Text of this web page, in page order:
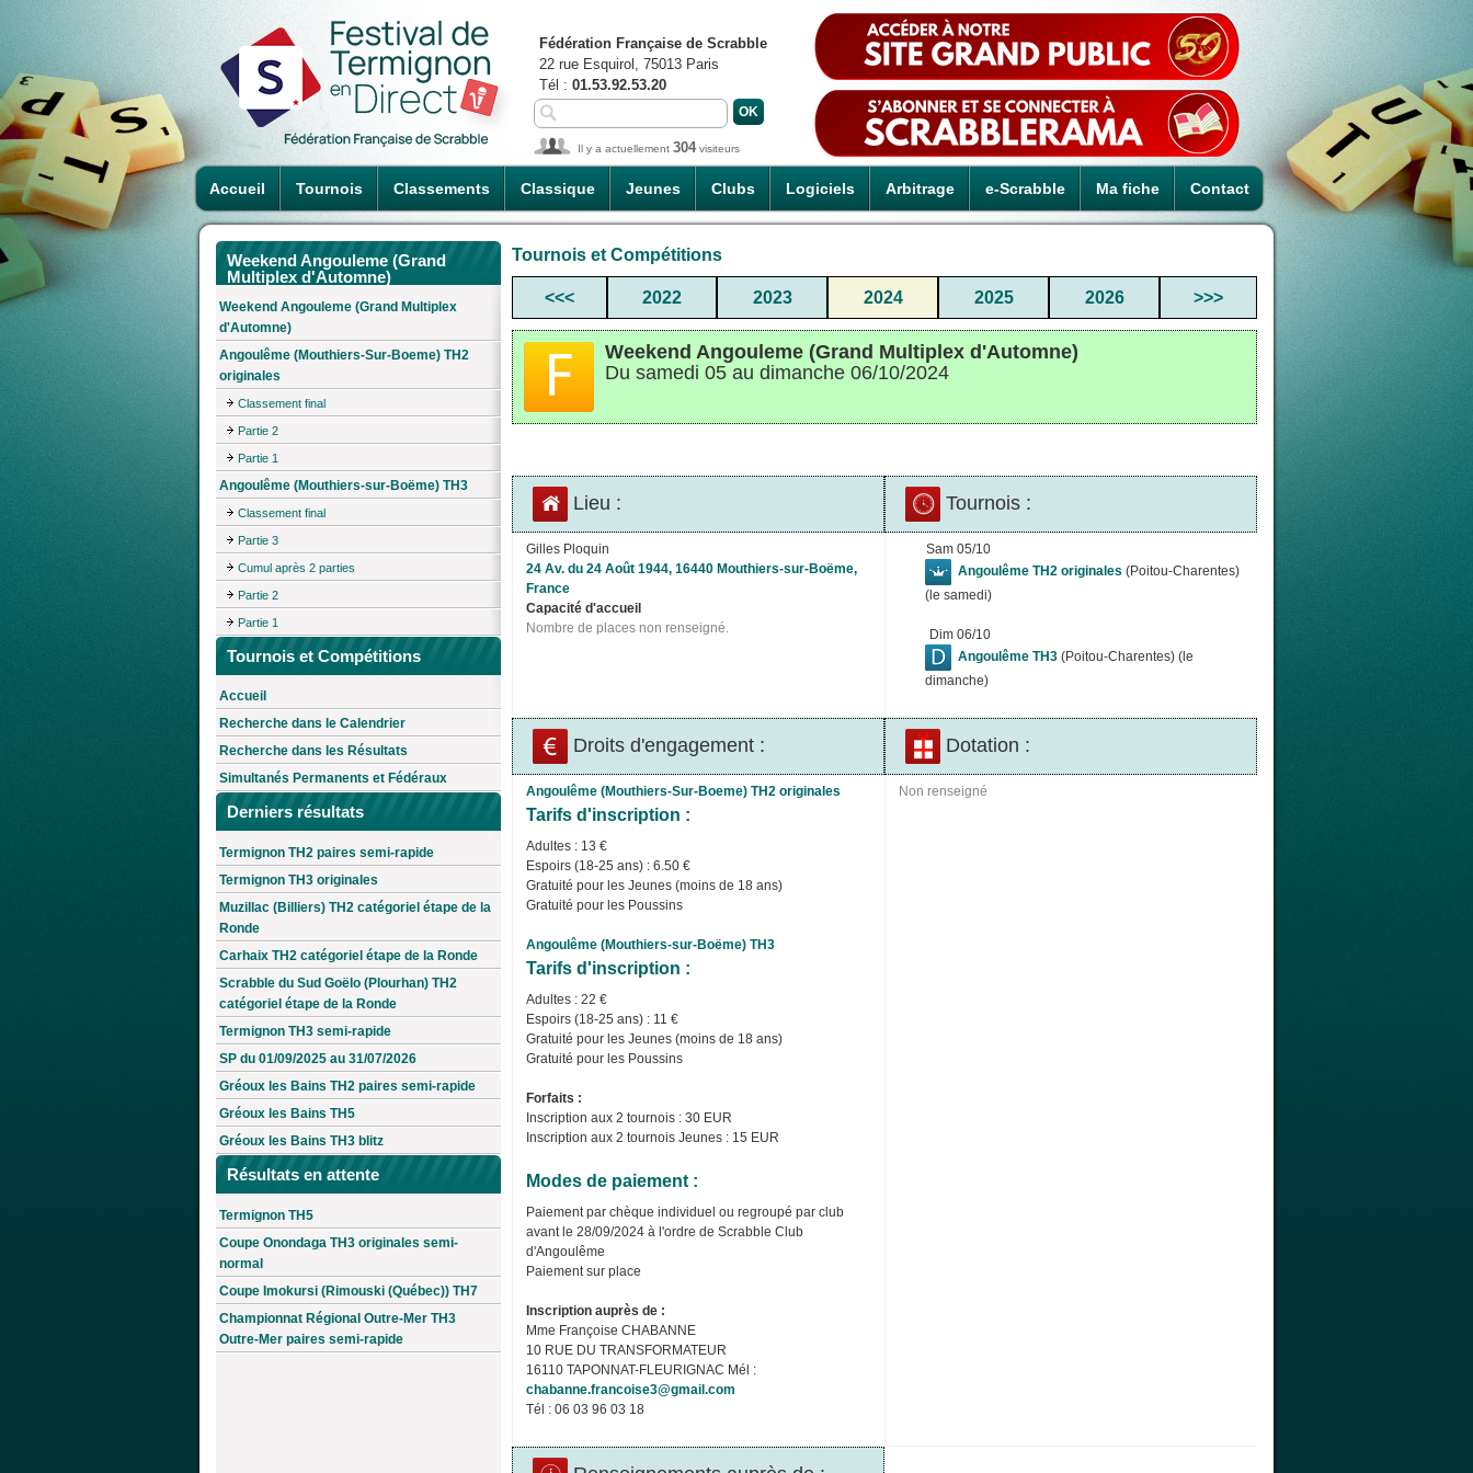
Accueil Tournois Classements Classique Jeunes Clubs Logiciels Arbitrage e-Scrabble Ma fiche Contact
Fédération Française de Scrabble
22 rue Esquirol, 75013 Paris
Tél : 01.53.92.53.20
Il y a actuellement 304visiteurs
Weekend Angouleme (Grand
Multiplex d'Automne)
Weekend Angouleme (Grand Multiplex
d'Automne)
Angoulême (Mouthiers-Sur-Boeme) TH2
originales
Classement final
Partie 2
Partie 1
Angoulême (Mouthiers-sur-Boëme) TH3
Classement final
Partie 3
Cumul après 2 parties
Partie 2
Partie 1
Tournois et Compétitions
Accueil
Recherche dans le Calendrier
Recherche dans les Résultats
Simultanés Permanents et Fédéraux
Derniers résultats
Termignon TH2 paires semi-rapide
Termignon TH3 originales
Muzillac (Billiers) TH2 catégoriel étape de la
Ronde
Carhaix TH2 catégoriel étape de la Ronde
Scrabble du Sud Goëlo (Plourhan) TH2
catégoriel étape de la Ronde
Termignon TH3 semi-rapide
SP du 01/09/2025 au 31/07/2026
Gréoux les Bains TH2 paires semi-rapide
Gréoux les Bains TH5
Gréoux les Bains TH3 blitz
Résultats en attente
Termignon TH5
Coupe Onondaga TH3 originales semi-
normal
Coupe Imokursi (Rimouski (Québec)) TH7
Championnat Régional Outre-Mer TH3
Outre-Mer paires semi-rapide
Tournois et Compétitions
<<< 2022 2023 2024 2025 2026 >>>
Weekend Angouleme (Grand Multiplex d'Automne)
Du samedi 05 au dimanche 06/10/2024
Lieu : Tournois :
Gilles Ploquin
24 Av. du 24 Août 1944, 16440 Mouthiers-sur-Boëme,
France
Capacité d'accueil
Nombre de places non renseigné.
Sam 05/10
Angoulême TH2 originales (Poitou-Charentes)
(le samedi)
Dim 06/10
Angoulême TH3 (Poitou-Charentes) (le
dimanche)
Droits d'engagement : Dotation :
Angoulême (Mouthiers-Sur-Boeme) TH2 originales
Tarifs d'inscription :
Adultes : 13 €
Espoirs (18-25 ans) : 6.50 €
Gratuité pour les Jeunes (moins de 18 ans)
Gratuité pour les Poussins
Angoulême (Mouthiers-sur-Boëme) TH3
Tarifs d'inscription :
Adultes : 22 €
Espoirs (18-25 ans) : 11 €
Gratuité pour les Jeunes (moins de 18 ans)
Gratuité pour les Poussins
Forfaits :
Inscription aux 2 tournois : 30 EUR
Inscription aux 2 tournois Jeunes : 15 EUR
Modes de paiement :
Paiement par chèque individuel ou regroupé par club
avant le 28/09/2024 à l'ordre de Scrabble Club
d'Angoulême
Paiement sur place
Inscription auprès de :
Mme Françoise CHABANNE
10 RUE DU TRANSFORMATEUR
16110 TAPONNAT-FLEURIGNAC Mél :
chabanne.francoise3@gmail.com
Tél : 06 03 96 03 18
Non renseigné